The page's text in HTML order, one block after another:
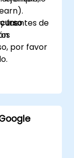
fuentes de
por favor